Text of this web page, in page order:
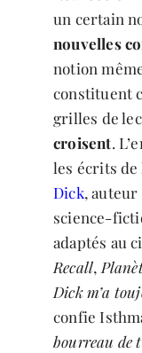
un certain
nouvelles
notion
constituent
grilles de
croisent.
les écrits de
Dick,
science-
adaptés au
Recall,
Dick m’a
confie
bourreau